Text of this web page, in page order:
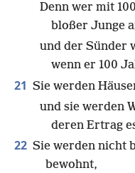
Denn wer mit
bloßer Junge
und der Sünder
wenn er 100
21 Sie werden
und sie werden
deren Ertrag
22 Sie werden nicht
bewohnt,